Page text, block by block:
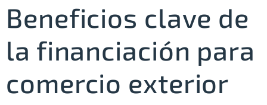
Beneficios clave de
la financiación para
comercio exterior